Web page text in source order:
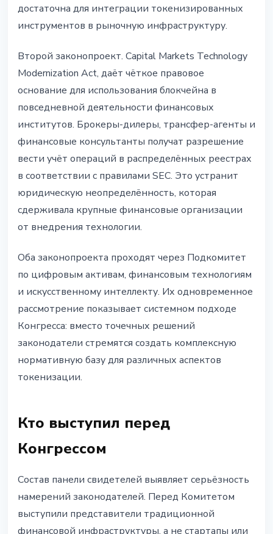
достаточна для интеграции токенизированных
инструментов в рыночную инфраструктуру.
Второй законопроект. Capital Markets Technology
Modernization Act, даёт чёткое правовое
основание для использования блокчейна в
повседневной деятельности финансовых
институтов. Брокеры-дилеры, трансфер-агенты и
финансовые консультанты получат разрешение
вести учёт операций в распределённых реестрах
в соответствии с правилами SEC. Это устранит
юридическую неопределённость, которая
сдерживала крупные финансовые организации
от внедрения технологии.
Оба законопроекта проходят через Подкомитет
по цифровым активам, финансовым технологиям
и искусственному интеллекту. Их одновременное
рассмотрение показывает системном подходе
Конгресса: вместо точечных решений
законодатели стремятся создать комплексную
нормативную базу для различных аспектов
токенизации.
Кто выступил перед
Конгрессом
Состав панели свидетелей выявляет серьёзность
намерений законодателей. Перед Комитетом
выступили представители традиционной
финансовой инфраструктуры, а не стартапы или